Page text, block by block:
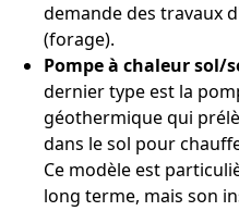
demande des travaux
(forage).
Pompe à chaleur sol/
dernier type est la
géothermique qui
dans le sol pour
Ce modèle est
long terme, mais son